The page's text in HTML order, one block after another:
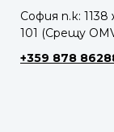
София п.к:
101 (Срещу
+359 878